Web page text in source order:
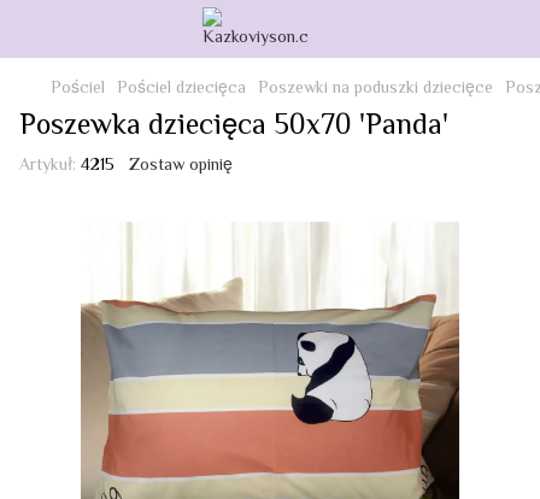
Pościel Pościel dziecięca Poszewki na poduszki dziecięce
Poszewka dziecięca 50x70 'Panda'
Artykuł: 4215 Zostaw opinię